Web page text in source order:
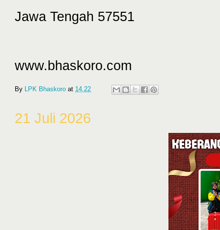
Jawa Tengah 57551
www.bhaskoro.com
By LPK Bhaskoro at 14.22
21 Juli 2026